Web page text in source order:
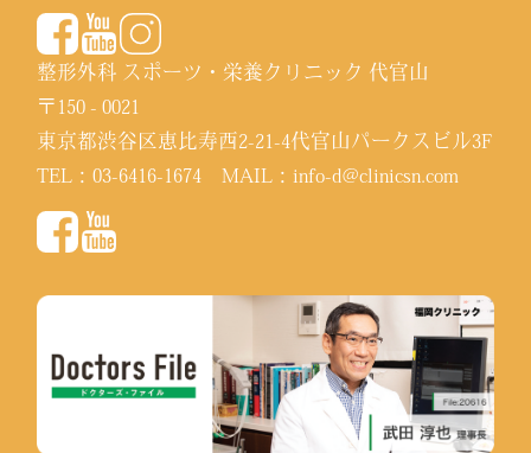
整形外科 スポーツ・栄養クリニック 代官山
〒150 - 0021
東京都渋谷区恵比寿西2-21-4代官山パークスビル3F
TEL：03-6416-1674 MAIL：info-d@clinicsn.com